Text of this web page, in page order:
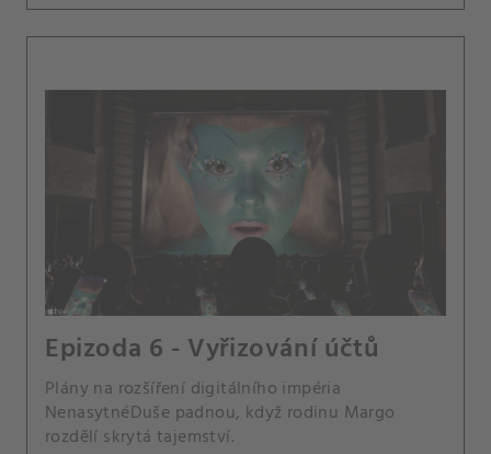
Epizoda 6 - Vyřizování účtů
Plány na rozšíření digitálního impéria
NenasytnéDuše padnou, když rodinu Margo
rozdělí skrytá tajemství.